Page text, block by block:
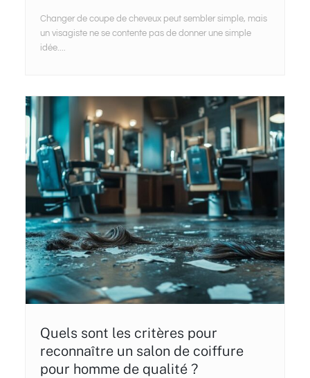
Changer de coupe de cheveux peut sembler simple, mais
un visagiste ne se contente pas de donner une simple
idée....
Quels sont les critères pour
reconnaître un salon de coiffure
pour homme de qualité ?